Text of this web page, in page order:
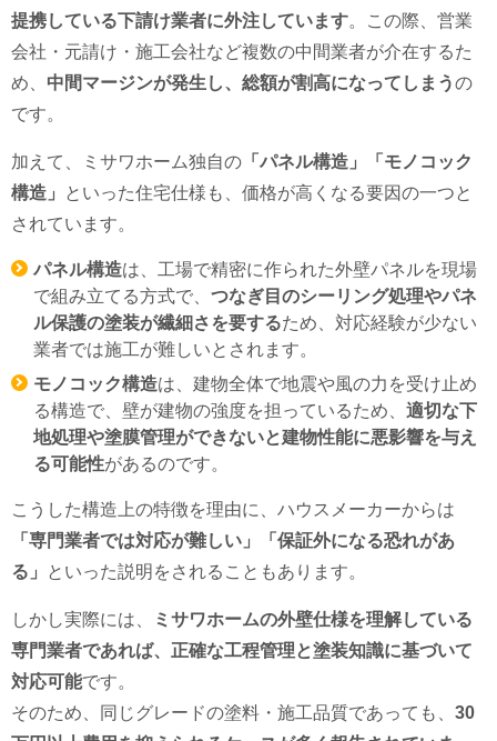
提携している下請け業者に外注しています。この際、営業
会社・元請け・施工会社など複数の中間業者が介在するた
め、 中間マージンが発生し、総額が割高になってしまうの
です。
加えて、ミサワホーム独自の 「パネル構造」「モノコック
構造」
といった住宅仕様も、価格が高くなる要因の一つと
されています。
パネル構造は、工場で精密に作られた外壁パネルを現場
で組み立てる方式で、 つなぎ目のシーリング処理やパネ
ル保護の塗装が繊細さを要するため、対応経験が少ない
業者では施工が難しいとされます。
モノコック構造は、建物全体で地震や風の力を受け止め
る構造で、壁が建物の強度を担っているため、 適切な下
地処理や塗膜管理ができないと建物性能に悪影響を与え
る可能性があるのです。
こうした構造上の特徴を理由に、ハウスメーカーからは
「専門業者では対応が難しい」「保証外になる恐れがあ
る」
といった説明をされることもあります。
しかし実際には、
ミサワホームの外壁仕様を理解している
専門業者であれば、正確な工程管理と塗装知識に基づいて
対応可能です。
そのため、同じグレードの塗料・施工品質であっても、 30